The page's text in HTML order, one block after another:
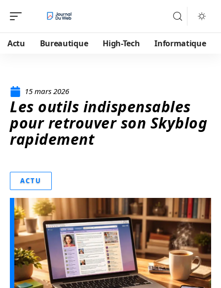
Actu Bureautique High-Tech Informatique
15 mars 2026
Les outils indispensables
pour retrouver son Skyblog
rapidement
ACTU